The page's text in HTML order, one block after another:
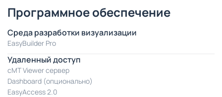
Программное обеспечение
Среда разработки визуализации
EasyBuilder Pro
Удаленный доступ
cMT Viewer сервер
Dashboard (опционально)
EasyAccess 2.0